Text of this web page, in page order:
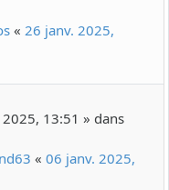
« 26 janv. 2025,
13:51 » dans
« 06 janv. 2025,